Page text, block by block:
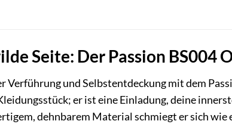
Seite: Der Passion BS004
Verführung und Selbstentdeckung mit dem
er ist eine Einladung, deine
dehnbarem Material schmiegt er sich